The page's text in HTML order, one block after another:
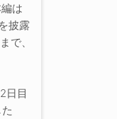
は
披露
で、
日目